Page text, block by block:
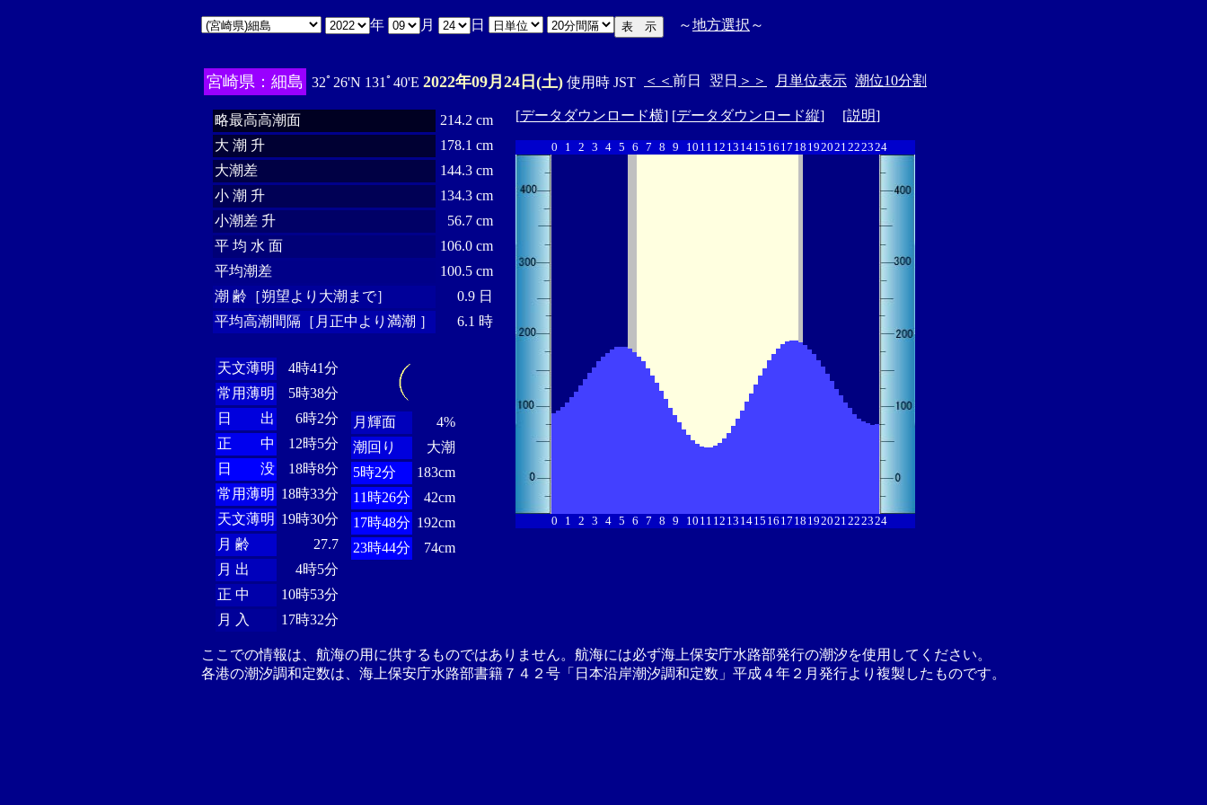
年 月 日 ～地方選択 ～
宮崎県：細島 32ﾟ26'N 131ﾟ40'E 2022年09月24日(土) 使用時 JST ＜＜ 前日 翌日 ＞＞ 月単位表示 潮位10分割
略最高高潮面
214.2 cm
大 潮 升
178.1 cm
大潮差
144.3 cm
小 潮 升
134.3 cm
小潮差 升
56.7 cm
平 均 水 面
106.0 cm
平均潮差
100.5 cm
潮 齢［朔望より大潮まで］
0.9 日
平均高潮間隔［月正中より満潮 ］
6.1 時
天文薄明
4時41分
常用薄明
5時38分
日 出
6時2分
正 中
12時5分
日 没
18時8分
常用薄明 18時33分
天文薄明 19時30分
月 齢
27.7
月 出
4時5分
正 中
10時53分
月 入
17時32分
月輝面
4%
潮回り
大潮
5時2分
183cm
11時26分
42cm
17時48分 192cm
23時44分
74cm
[データダウンロード横] [データダウンロード縦] [説明]
0 1 2 3 4 5 6 7 8 9 10 11 12 13 1415 16 17 18 192021222324
0 1 2 3 4 5 6 7 8 9 10 11 12 13 1415 16 17 18 192021222324
ここでの情報は、航海の用に供するものではありません。航海には必ず海上保安庁水路部発行の潮汐を使用してください。
各港の潮汐調和定数は、海上保安庁水路部書籍７４２号「日本沿岸潮汐調和定数」平成４年２月発行より複製したものです。